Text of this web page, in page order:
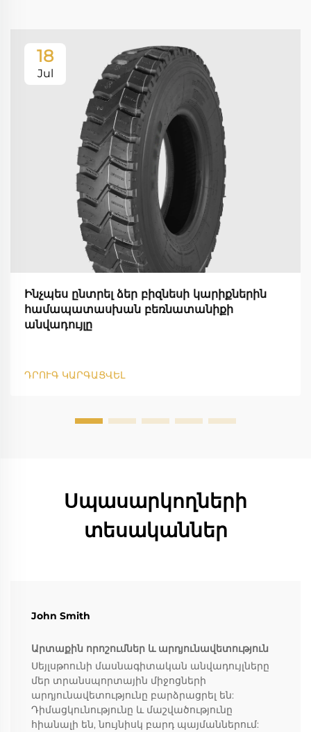
18
Jul
Ինչպես ընտրել ձեր բիզնեսի կարիքներին
համապատասխան բեռնատանիքի
անվադույլը
ԴՐՈՒԳ ԿԱՐԳԱՑՎԵԼ
Սպասարկողների
տեսականներ
John Smith
Արտաքին որոշումներ և արդյունավետություն
Սեյլսթոունի մասնագիտական անվադույլները
մեր տրանսպորտային միջոցների
արդյունավետությունը բարձրացրել են:
Դիմացկունությունը և մաշվածությունը
հիանալի են, նույնիսկ բարդ պայմաններում: